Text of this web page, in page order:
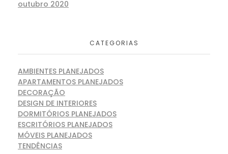
outubro 2020
CATEGORIAS
AMBIENTES PLANEJADOS
APARTAMENTOS PLANEJADOS
DECORAÇÃO
DESIGN DE INTERIORES
DORMITÓRIOS PLANEJADOS
ESCRITÓRIOS PLANEJADOS
MÓVEIS PLANEJADOS
TENDÊNCIAS